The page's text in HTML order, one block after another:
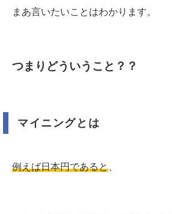
まあ言いたいことはわかります。
つまりどういうこと？？
マイニングとは
例えば日本円であると